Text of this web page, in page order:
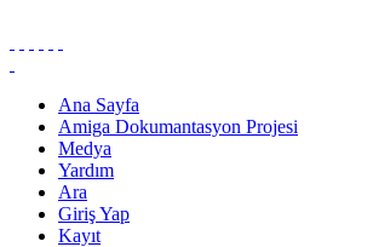
Ana Sayfa
Amiga Dokumantasyon Projesi
Medya
Yardım
Ara
Giriş Yap
Kayıt